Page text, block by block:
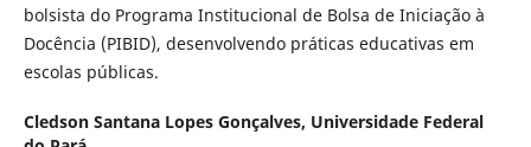
bolsista do Programa Institucional de Bolsa de Iniciação à
Docência (PIBID), desenvolvendo práticas educativas em
escolas públicas.
Cledson Santana Lopes Gonçalves, Universidade Federal